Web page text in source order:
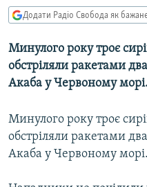
пошуку
УКРАЇНА
СВІТ
ТИ ЯК?
СХЕМИ
КИТАЙ.ВИКЛИКИ
ФОТО
СПЕЦПРОЄКТИ
Додати Радіо Свобода як
Минулого року троє
обстріляли ракетами
Акаба у Червоному морі.
Минулого року троє
обстріляли ракетами
Акаба у Червоному морі.